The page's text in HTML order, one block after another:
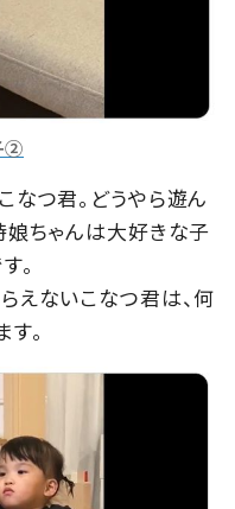
②
なつ君。どうやら遊ん
娘ちゃんは大好きな子
。
えないこなつ君は、何
。